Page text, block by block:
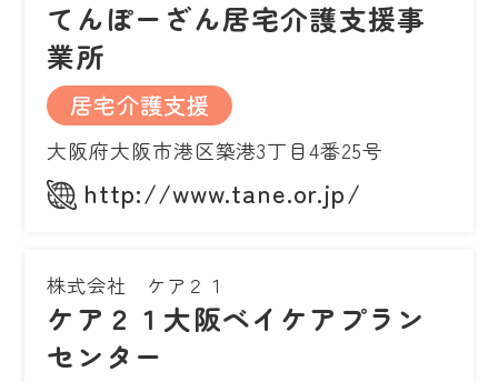
てんぽーざん居宅介護支援事
業所
居宅介護支援
大阪府大阪市港区築港3丁目4番25号
http://www.tane.or.jp/
株式会社 ケア２１
ケア２１大阪ベイケアプラン
センター